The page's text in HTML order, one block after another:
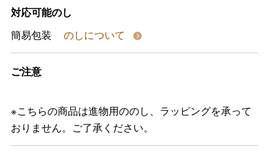
対応可能のし
簡易包装
のしについて
ご注意
※こちらの商品は進物用ののし、ラッピングを承って
おりません。ご了承ください。